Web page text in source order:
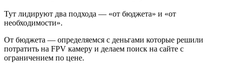
Тут лидируют два подхода — «от бюджета» и «от
необходимости».
От бюджета — определяемся с деньгами которые решили
потратить на FPV камеру и делаем поиск на сайте с
ограничением по цене.